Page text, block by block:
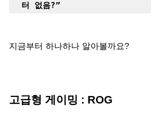
터 없음?”
지금부터 하나하나 알아볼까요?
고급형 게이밍 : ROG